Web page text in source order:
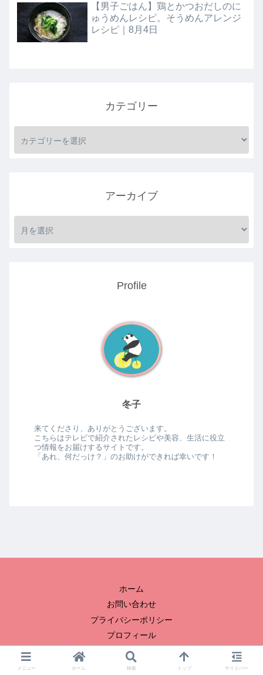
【男子ごはん】鶏とかつおだしのに
ゅうめんレシピ。そうめんアレンジ
レシピ｜8月4日
カテゴリー
アーカイブ
Profile
冬子
来てくださり、ありがとうございます。
こちらはテレビで紹介されたレシピや美容、生活に役立
つ情報をお届けするサイトです。
「あれ、何だっけ？」のお助けができれば幸いです！
ホーム
お問い合わせ
プライバシーポリシー
プロフィール
© 2023 冬子のおひまつぶし.
メニュー ホーム 検索 トップ サイドバー